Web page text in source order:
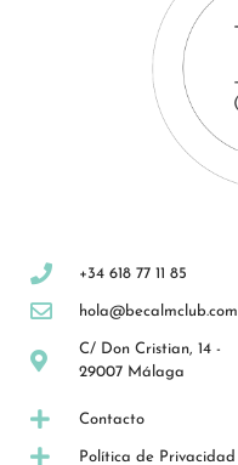
+34 618 77 11 85
hola@becalmclub.com
C/ Don Cristian, 14 -
29007 Málaga
Contacto
Política de Privacidad